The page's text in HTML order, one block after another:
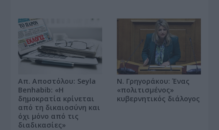
Απ. Αποστόλου: Seyla
Benhabib: «Η
δημοκρατία κρίνεται
από τη δικαιοσύνη και
όχι μόνο από τις
διαδικασίες»
Ν. Γρηγοράκου: Ένας
«πολιτισμένος»
κυβερνητικός διάλογος